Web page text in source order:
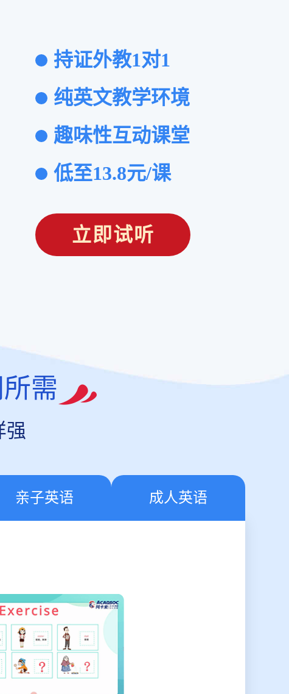
持证外教1对1
纯英文教学环境
趣味性互动课堂
低至13.8元/课
立即试听
需
强
亲子英语 成人英语